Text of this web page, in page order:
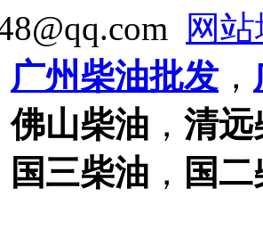
网
广州柴油批发 ，
佛山柴油 ， 清远
国三柴油 ， 国